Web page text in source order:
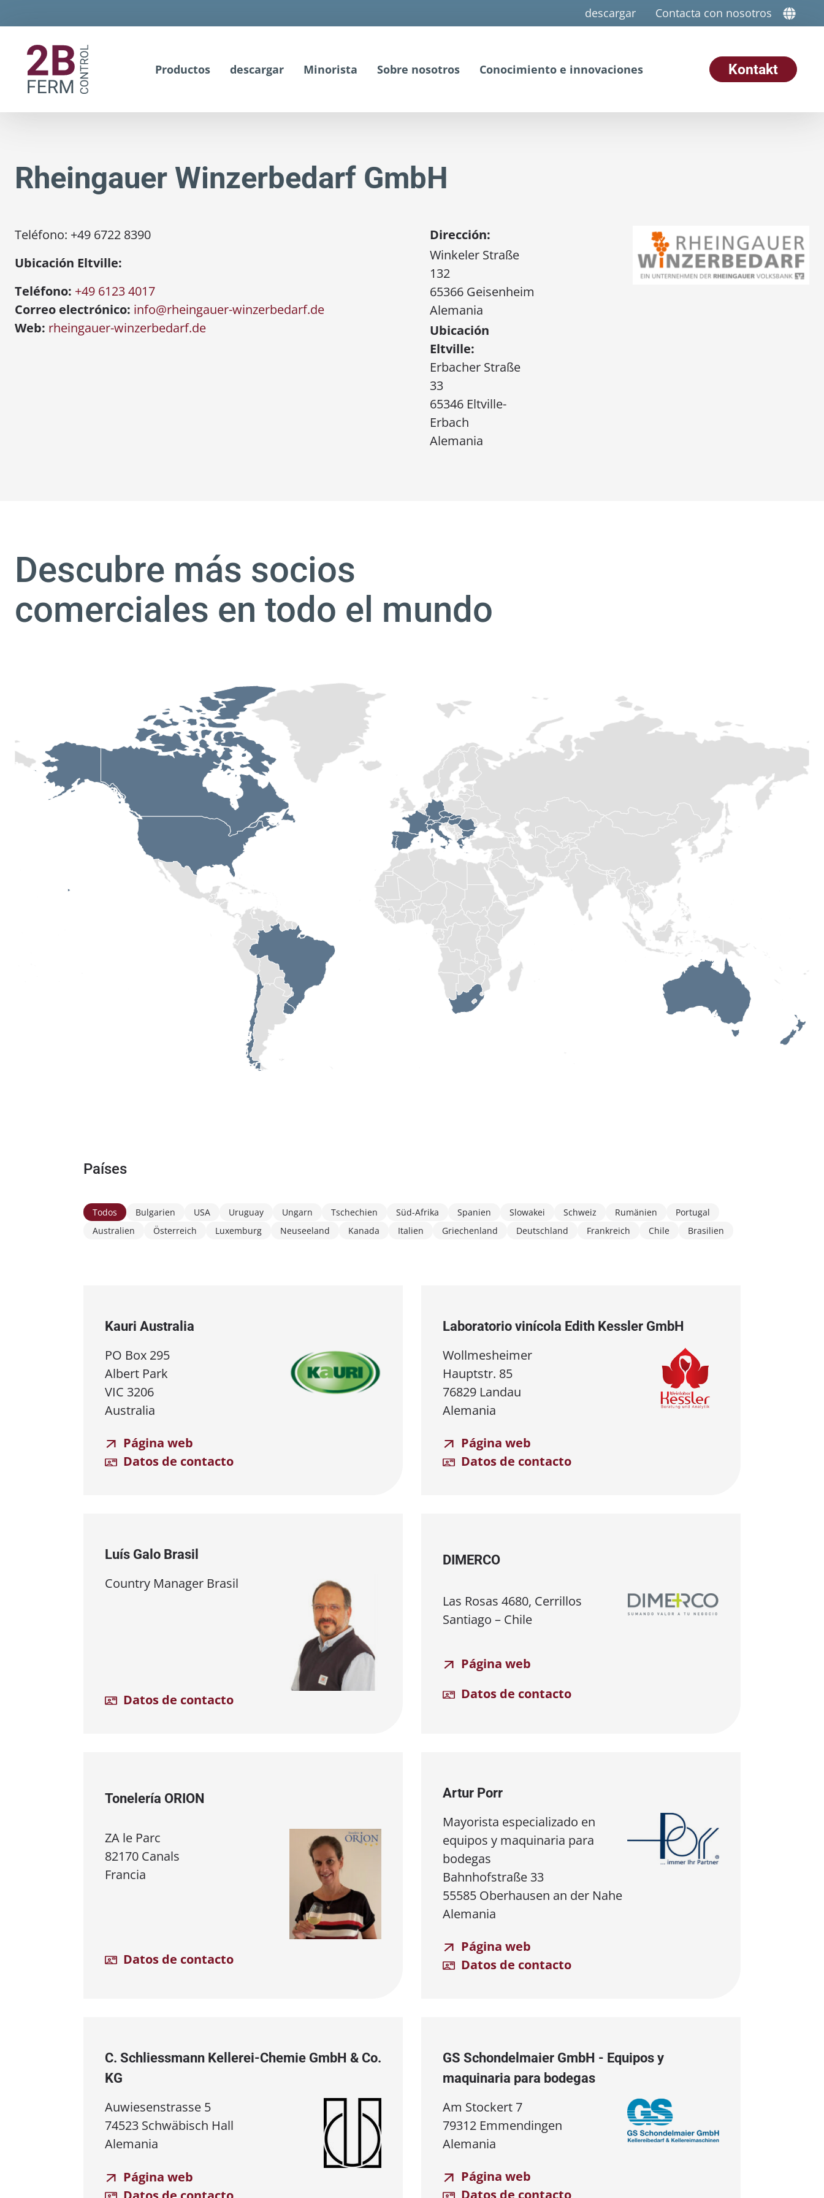
descargar Contacta con nosotros
Productos descargar Minorista Sobre nosotros Conocimiento e innovaciones Kontakt
Rheingauer Winzerbedarf GmbH
Teléfono: +49 6722 8390
Ubicación Eltville:
Teléfono: +49 6123 4017
Correo electrónico: info@rheingauer-winzerbedarf.de
Web: rheingauer-winzerbedarf.de
Dirección:
Winkeler Straße
132
65366 Geisenheim
Alemania
Ubicación
Eltville:
Erbacher Straße
33
65346 Eltville-
Erbach
Alemania
Descubre más socios
comerciales en todo el mundo
Países
Todos Bulgarien USA Uruguay Ungarn Tschechien Süd-Afrika Spanien Slowakei Schweiz Rumänien
Portugal
Australien
Österreich Luxemburg Neuseeland Kanada Italien Griechenland Deutschland Frankreich Chile Brasilien
Kauri Australia
PO Box 295
Albert Park
VIC 3206
Australia
Página web
Datos de contacto
Laboratorio vinícola Edith Kessler GmbH
Wollmesheimer
Hauptstr. 85
76829 Landau
Alemania
Página web
Datos de contacto
Luís Galo Brasil
Country Manager Brasil
Datos de contacto
DIMERCO
Las Rosas 4680, Cerrillos
Santiago – Chile
Página web
Datos de contacto
Tonelería ORION
ZA le Parc
82170 Canals
Francia
Datos de contacto
Artur Porr
Mayorista especializado en
equipos y maquinaria para
bodegas
Bahnhofstraße 33
55585 Oberhausen an der Nahe
Alemania
Página web
Datos de contacto
C. Schliessmann Kellerei⁠-⁠Chemie GmbH & Co.
KG
Auwiesenstrasse 5
74523 Schwäbisch Hall
Alemania
Página web
GS Schondelmaier GmbH - Equipos y
maquinaria para bodegas
Am Stockert 7
79312 Emmendingen
Alemania
Página web